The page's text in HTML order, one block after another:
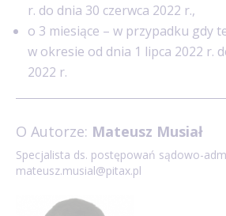
r. do dnia 30 czerwca 2022 r.,
o 3 miesiące – w przypadku gdy
w okresie od dnia 1 lipca 2022 r.
2022 r.
O Autorze: Mateusz Musiał
Specjalista ds. postępowań sądowo-
mateusz.musial@pitax.pl